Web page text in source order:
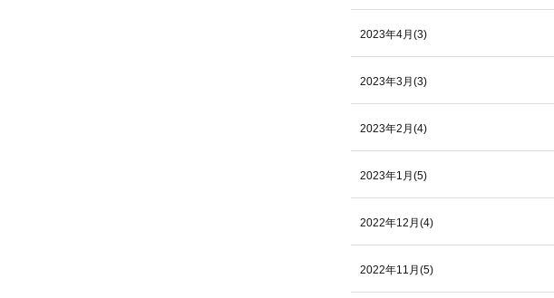
2023年4月(3)
2023年3月(3)
2023年2月(4)
2023年1月(5)
2022年12月(4)
2022年11月(5)